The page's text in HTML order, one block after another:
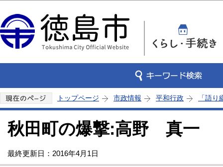
トップページ 市政情報 平和行政 「語
秋田町の爆撃:高野 真一
最終更新日：2016年4月1日